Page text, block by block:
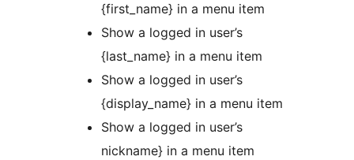
{first_name} in a menu item
Show a logged in user’s
{last_name} in a menu item
Show a logged in user’s
{display_name} in a menu item
Show a logged in user’s
nickname} in a menu item